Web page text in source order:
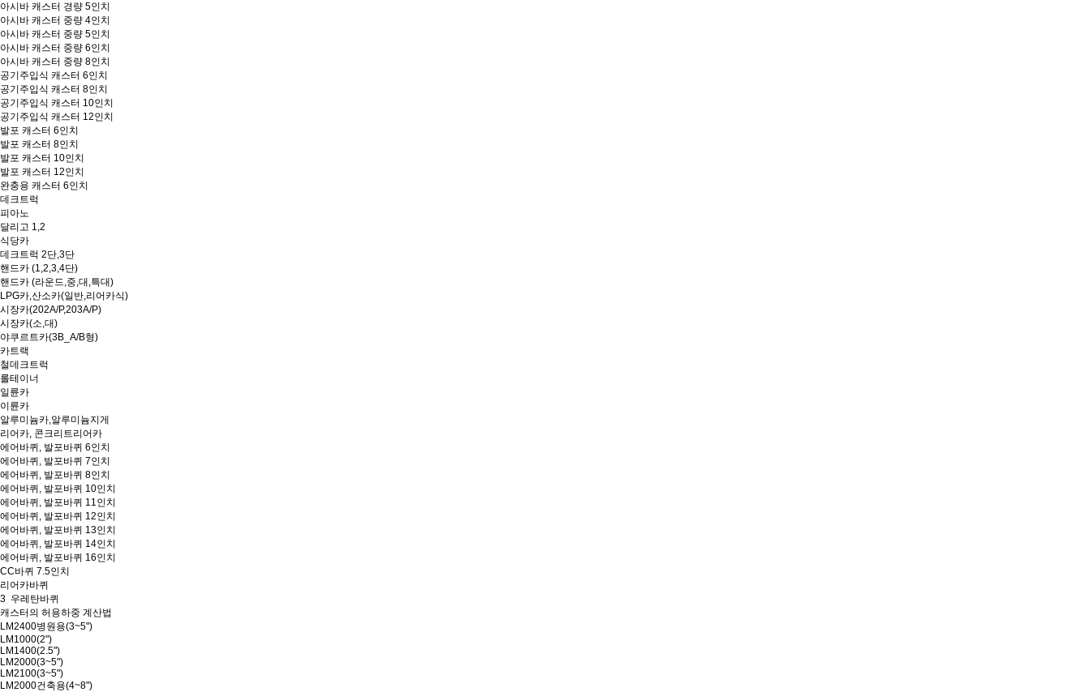
아시바 캐스터 경량 5인치
아시바 캐스터 중량 4인치
아시바 캐스터 중량 5인치
아시바 캐스터 중량 6인치
아시바 캐스터 중량 8인치
공기주입식 캐스터 6인치
공기주입식 캐스터 8인치
공기주입식 캐스터 10인치
공기주입식 캐스터 12인치
발포 캐스터 6인치
발포 캐스터 8인치
발포 캐스터 10인치
발포 캐스터 12인치
완충용 캐스터 6인치
데크트럭
피아노
달리고 1,2
식당카
데크트럭 2단,3단
핸드카 (1,2,3,4단)
핸드카 (라운드,중,대,특대)
LPG카,산소카(일반,리어카식)
시장카(202A/P,203A/P)
시장카(소,대)
야쿠르트카(3B_A/B형)
카트랙
철데크트럭
롤테이너
일륜카
이륜카
알루미늄카,알루미늄지게
리어카, 콘크리트리어카
에어바퀴, 발포바퀴 6인치
에어바퀴, 발포바퀴 7인치
에어바퀴, 발포바퀴 8인치
에어바퀴, 발포바퀴 10인치
에어바퀴, 발포바퀴 11인치
에어바퀴, 발포바퀴 12인치
에어바퀴, 발포바퀴 13인치
에어바퀴, 발포바퀴 14인치
에어바퀴, 발포바퀴 16인치
CC바퀴 7.5인치
리어카바퀴
3 우레탄바퀴
캐스터의 허용하중 계산법
LM2400병원용(3~5")
LM1000(2")
LM1400(2.5")
LM2000(3~5")
LM2100(3~5")
LM2000건축용(4~8")